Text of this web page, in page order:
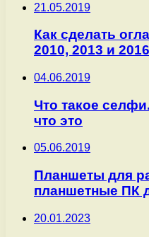
21.05.2019
Как сделать
2010, 2013 и
04.06.2019
Что такое
что это
05.06.2019
Планшеты для
планшетные ПК
20.01.2023